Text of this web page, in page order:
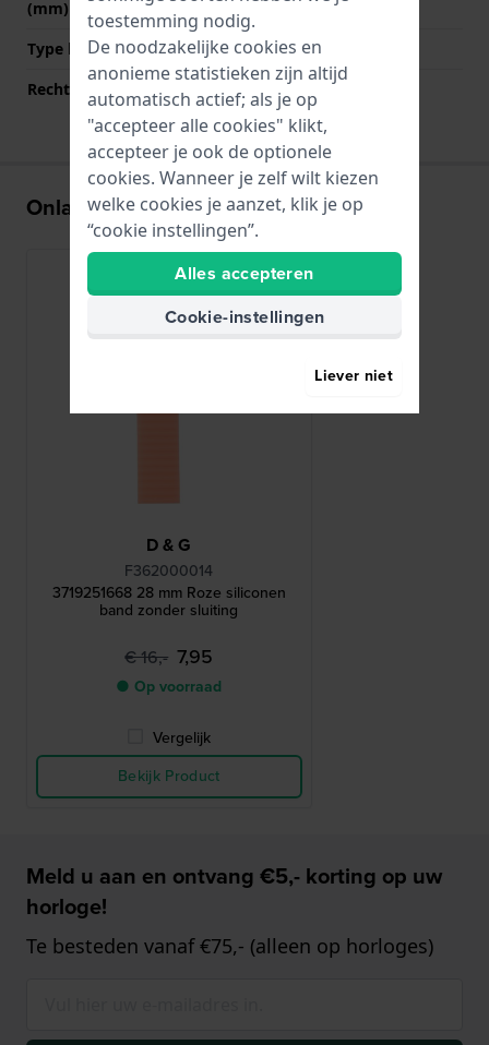
(mm)
Type bevestiging
Bandpennen
Rechte bandaanzet
Nee
Onlangs bekeken
D & G
F362000014
3719251668 28 mm Roze siliconen
band zonder sluiting
€ 16,- 7,95
● Op voorraad
Vergelijk
Bekijk Product
Meld u aan en ontvang €5,- korting op uw
horloge!
Te besteden vanaf €75,- (alleen op horloges)
toestemming nodig.
De noodzakelijke cookies en
anonieme statistieken zijn altijd
automatisch actief; als je op
"accepteer alle cookies" klikt,
accepteer je ook de optionele
cookies. Wanneer je zelf wilt kiezen
welke cookies je aanzet, klik je op
“cookie instellingen”.
Alles accepteren
Cookie-instellingen
Liever niet